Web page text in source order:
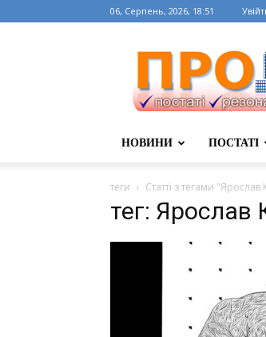
06, Серпень, 2026, 18:51
НОВИНИ ПОСТАТІ
теги Статті з тегами
тег: Ярослав